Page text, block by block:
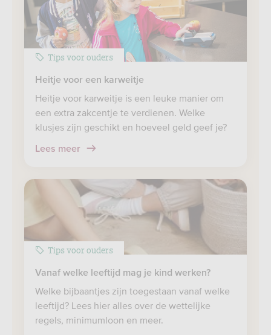
Tips voor ouders
Heitje voor een karweitje
Heitje voor karweitje is een leuke manier om
een extra zakcentje te verdienen. Welke
klusjes zijn geschikt en hoeveel geld geef je?
Lees meer
Tips voor ouders
Vanaf welke leeftijd mag je kind werken?
Welke bijbaantjes zijn toegestaan vanaf welke
leeftijd? Lees hier alles over de wettelijke
regels, minimumloon en meer.